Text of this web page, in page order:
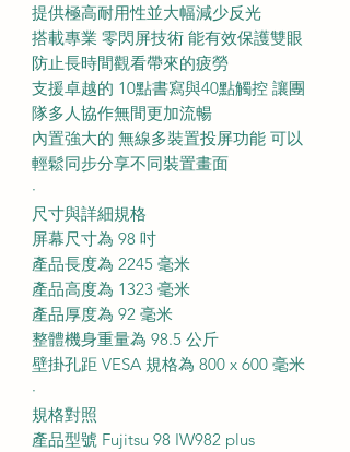
提供極高耐用性並大幅減少反光
搭載專業 零閃屏技術 能有效保護雙眼
防止長時間觀看帶來的疲勞
支援卓越的 10點書寫與40點觸控 讓團
隊多人協作無間更加流暢
內置強大的 無線多裝置投屏功能 可以
輕鬆同步分享不同裝置畫面
·
尺寸與詳細規格
屏幕尺寸為 98 吋
產品長度為 2245 毫米
產品高度為 1323 毫米
產品厚度為 92 毫米
整體機身重量為 98.5 公斤
壁掛孔距 VESA 規格為 800 x 600 毫米
·
規格對照
產品型號 Fujitsu 98 IW982 plus